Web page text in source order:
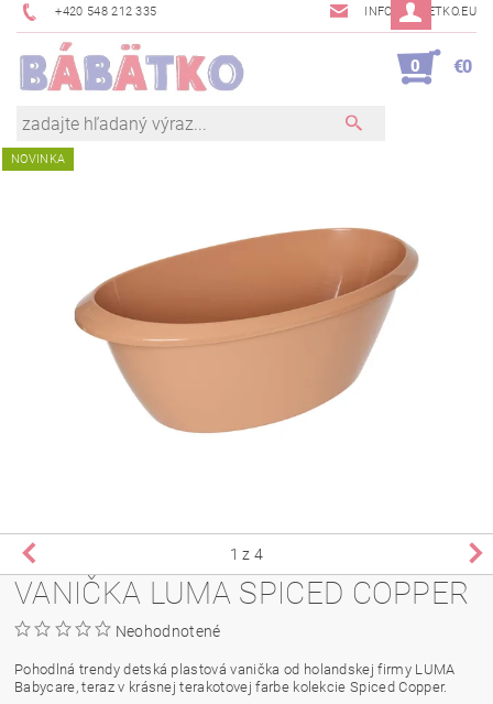
+420 548 212 335 INFO@BABETKO.EU
0 €0
NOVINKA
1 z 4
VANIČKA LUMA SPICED COPPER
Neohodnotené
Pohodlná trendy detská plastová vanička od holandskej firmy LUMA
Babycare, teraz v krásnej terakotovej farbe kolekcie Spiced Copper.